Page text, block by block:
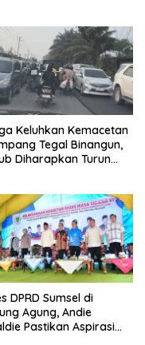
Keluhkan Kemacetan
Tegal Binangun,
Diharapkan Turun
DPRD Sumsel di
Agung, Andie
Pastikan Aspirasi